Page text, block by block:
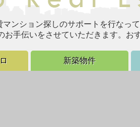
ンション探しのサポートを行なっ
お手伝いをさせていただきます。お
新築物件